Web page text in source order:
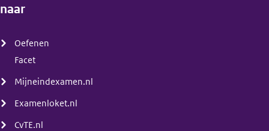
naar
Oefenen
Facet
Mijneindexamen.nl
Examenloket.nl
CvTE.nl